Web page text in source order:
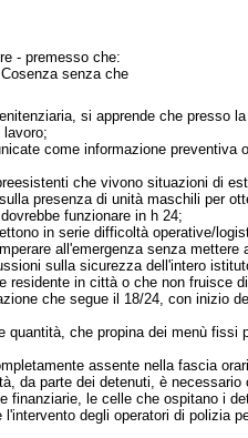
- premesso che:
senza che
si apprende che presso
come informazione preventiva
che vivono situazioni di
presenza di unità maschili per
funzionare in h 24;
in serie difficoltà operative/
all'emergenza senza mettere
sulla sicurezza dell'intero
in città o che non fruisce
che segue il 18/24, con inizio
che propina dei menù fissi
assente nella fascia
da parte dei detenuti, è necessario
le celle che ospitano i
degli operatori di polizia